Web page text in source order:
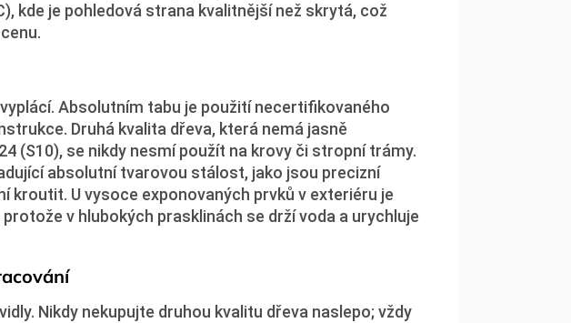
kde je pohledová strana kvalitnější než skrytá, což
Absolutním tabu je použití necertifikovaného
Druhá kvalita dřeva, která nemá jasně
(S10), se nikdy nesmí použít na krovy či stropní trámy.
absolutní tvarovou stálost, jako jsou precizní
kroutit. U vysoce exponovaných prvků v exteriéru je
v hlubokých prasklinách se drží voda a urychluje
Nikdy nekupujte druhou kvalitu dřeva naslepo; vždy